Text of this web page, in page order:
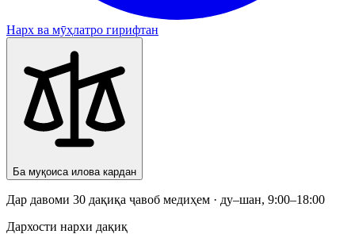
Нарх ва мӯҳлатро гирифтан
Ба муқоиса илова кардан
Дар давоми 30 дақиқа ҷавоб медиҳем · ду–шан, 9:00–18:00
Дархости нархи дақиқ